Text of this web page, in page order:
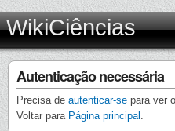
WikiCiências
Autenticação necessária
Precisa de autenticar-se para ver
Voltar para Página principal .